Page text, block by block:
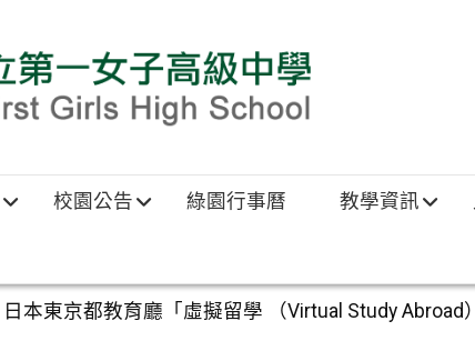
校園公告 綠園行事曆 教學資訊
日本東京都教育廳「虛擬留學 （Virtual Study